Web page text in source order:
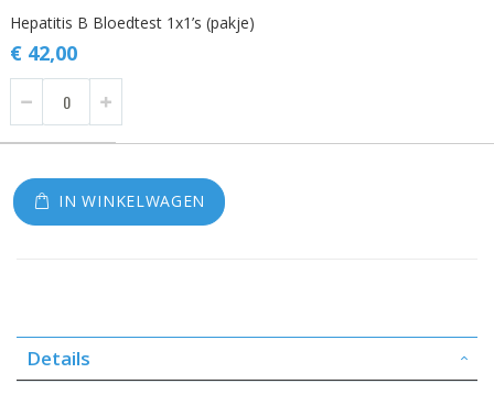
productitems
Hepatitis B Bloedtest 1x1’s (pakje)
€ 42,00
IN WINKELWAGEN
Details